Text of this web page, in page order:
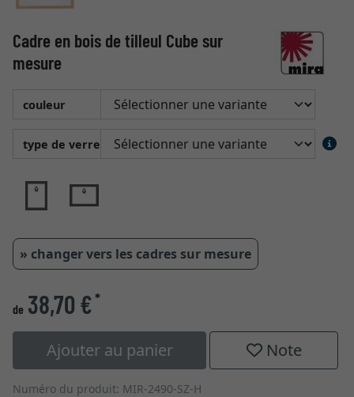
Cadre en bois de tilleul Cube sur
mesure
couleur
type de verre
» changer vers les cadres sur mesure
de 38,70 €*
Ajouter au panier Note
Numéro du produit: MIR-2490-SZ-H